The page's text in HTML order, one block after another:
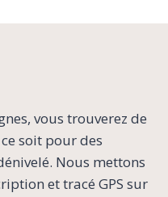
vous trouverez de
soit pour des
Nous mettons
et tracé GPS sur